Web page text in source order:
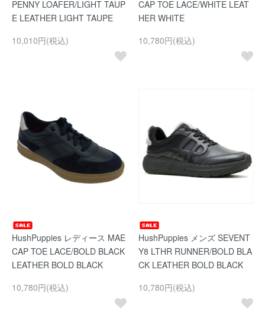
PENNY LOAFER/LIGHT TAUP
E LEATHER LIGHT TAUPE
10,010円(税込)
CAP TOE LACE/WHITE LEAT
HER WHITE
10,780円(税込)
HushPuppies レディース MAE
CAP TOE LACE/BOLD BLACK
LEATHER BOLD BLACK
10,780円(税込)
HushPuppies メンズ SEVENT
Y8 LTHR RUNNER/BOLD BLA
CK LEATHER BOLD BLACK
10,780円(税込)